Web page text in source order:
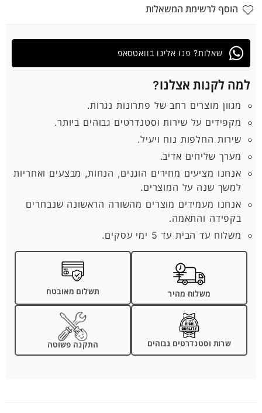
הוסף לרשימת המשאלות
למה לקנות אצלנו?
מגוון מוצרים רחב של פתרונות נגרות.
מקפידים על שירות וסטנדרטים גבוהים ביותר.
שירות החלפות נוח ויעיל.
מערך שליחים אדיב.
אנחנו מציעים מחירים הוגנים, הנחות, מבצעים ואחריות
למשך שנה על המוצרים.
אנחנו מעמידים מוצרים מהשורה הראשונה שנבחרים
בקפידה והתאמה.
משלוח עד הבית עד 5 ימי עסקים.
משלוח מהיר תשלום מאובטח
שרות וסטנדרטים גבוהים התקנה פשוטה
שאלות? פנו אלינו בוואטסאפ